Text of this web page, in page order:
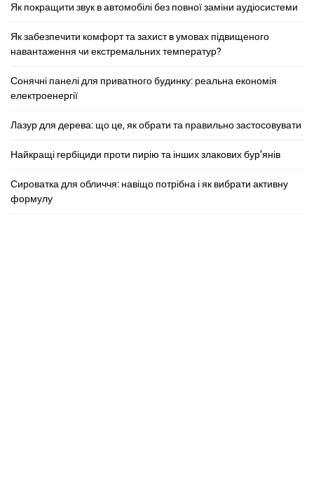
Як покращити звук в автомобілі без повної заміни аудіосистеми
Як забезпечити комфорт та захист в умовах підвищеного
навантаження чи екстремальних температур?
Сонячні панелі для приватного будинку: реальна економія
електроенергії
Лазур для дерева: що це, як обрати та правильно застосовувати
Найкращі гербіциди проти пирію та інших злакових бур’янів
Сироватка для обличчя: навіщо потрібна і як вибрати активну
формулу